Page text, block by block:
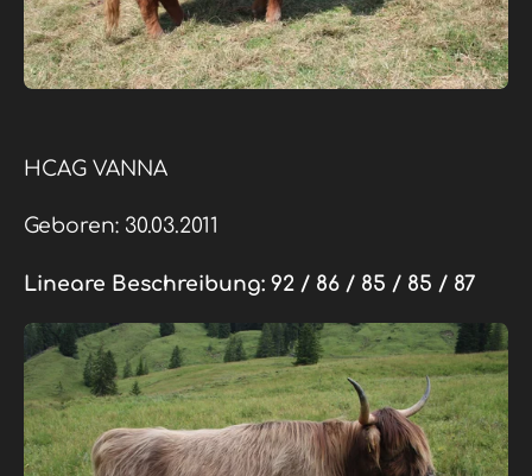
HCAG VANNA
Geboren: 30.03.2011
Lineare Beschreibung: 92 / 86 / 85 / 85 / 87